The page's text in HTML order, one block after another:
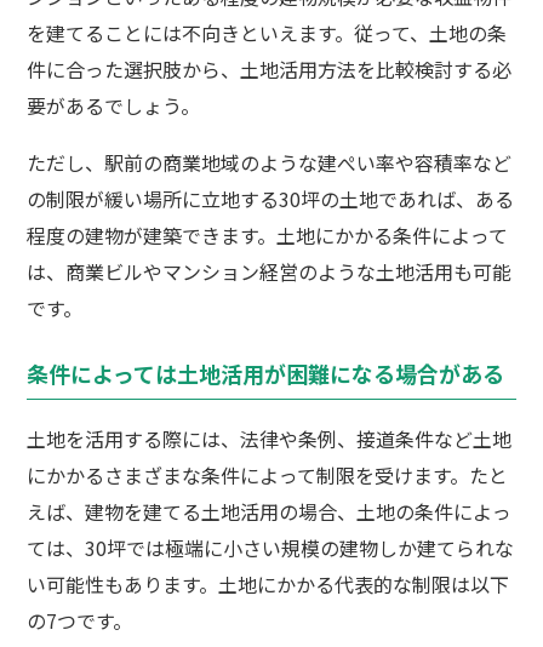
を建てることには不向きといえます。従って、土地の条
件に合った選択肢から、土地活用方法を比較検討する必
要があるでしょう。
ただし、駅前の商業地域のような建ぺい率や容積率など
の制限が緩い場所に立地する30坪の土地であれば、ある
程度の建物が建築できます。土地にかかる条件によって
は、商業ビルやマンション経営のような土地活用も可能
です。
条件によっては土地活用が困難になる場合がある
土地を活用する際には、法律や条例、接道条件など土地
にかかるさまざまな条件によって制限を受けます。たと
えば、建物を建てる土地活用の場合、土地の条件によっ
ては、30坪では極端に小さい規模の建物しか建てられな
い可能性もあります。土地にかかる代表的な制限は以下
の7つです。